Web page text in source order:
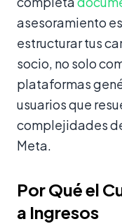
asesoramiento
estructurar tus
socio, no solo
plataformas
usuarios que
complejidades
Meta.
Por Qué el
a Ingresos